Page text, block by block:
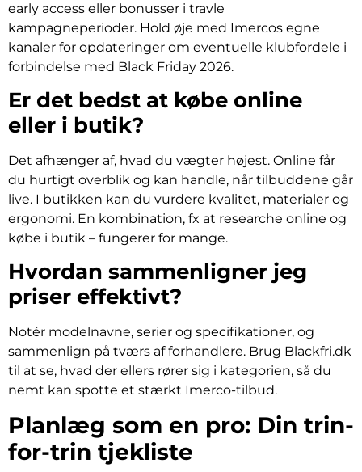
early access eller bonusser i travle
kampagneperioder. Hold øje med Imercos egne
kanaler for opdateringer om eventuelle klubfordele i
forbindelse med Black Friday 2026.
Er det bedst at købe online
eller i butik?
Det afhænger af, hvad du vægter højest. Online får
du hurtigt overblik og kan handle, når tilbuddene går
live. I butikken kan du vurdere kvalitet, materialer og
ergonomi. En kombination, fx at researche online og
købe i butik – fungerer for mange.
Hvordan sammenligner jeg
priser effektivt?
Notér modelnavne, serier og specifikationer, og
sammenlign på tværs af forhandlere. Brug Blackfri.dk
til at se, hvad der ellers rører sig i kategorien, så du
nemt kan spotte et stærkt Imerco-tilbud.
Planlæg som en pro: Din trin-
for-trin tjekliste